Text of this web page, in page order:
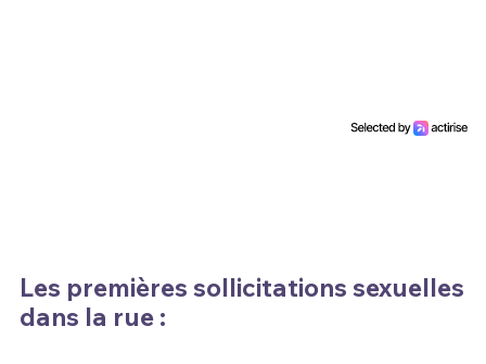
Les premières sollicitations sexuelles
dans la rue :